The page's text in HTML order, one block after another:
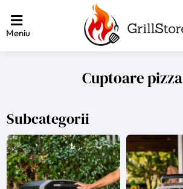
Meniu
Cuptoare pizza
Subcategorii